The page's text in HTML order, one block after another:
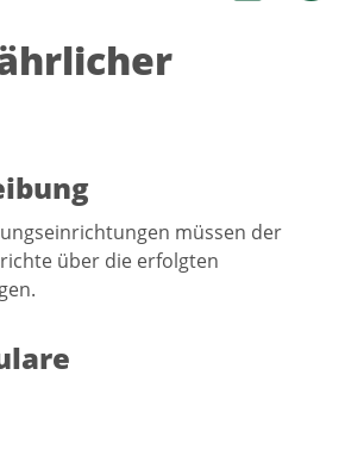
müssen der
über die erfolgten